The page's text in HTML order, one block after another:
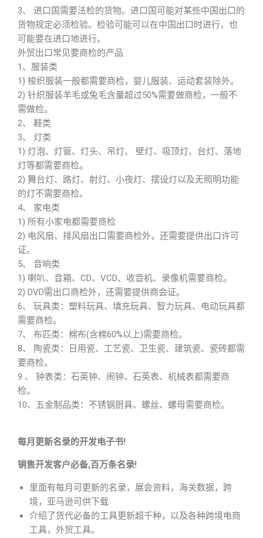
3、 进口国需要法检的货物。进口国可能对某些中国出口的
货物规定必须检验。检验可能可以在中国出口时进行，也
可能要在进口地进行。
外贸出口常见要商检的产品
1、服装类
1) 梭织服装一般都需要商检，婴儿服装、运动套装除外。
2) 针织服装羊毛或兔毛含量超过50%需要做商检，一般不
需做检。
2、 鞋类
3、 灯类
1) 灯泡、灯管、灯头、吊灯、 壁灯、吸顶灯、台灯、落地
灯等都需要商检。
2) 舞台灯、路灯、射灯、小夜灯、摆设灯以及无照明功能
的灯不需要商检。
4、 家电类
1) 所有小家电都需要商检
2) 电风扇、排风扇出口需要商检外，还需要提供出口许可
证。
5、 音响类
1) 喇叭、音箱、CD、VCD、收音机、录像机需要商检。
2) DVD需出口商检外，还需要提供商会证。
6、 玩具类：塑料玩具、填充玩具、智力玩具、电动玩具都
需要商检。
7、 布匹类：棉布(含棉60%以上)需要商检。
8、 陶瓷类：日用瓷、工艺瓷、卫生瓷、建筑瓷、瓷砖都需
要商检。
9 、 钟表类：石英钟、闹钟、石英表、机械表都需要商
检。
10、五金制品类：不锈钢厨具、螺丝、螺母需要商检。
每月更新名录的开发电子书!
销售开发客户必备,百万条名录!
里面有每月可更新的名录，展会资料，海关数据，跨
境，亚马逊可供下载
介绍了货代必备的工具更新超千种，以及各种跨境电商
工具，外贸工具。